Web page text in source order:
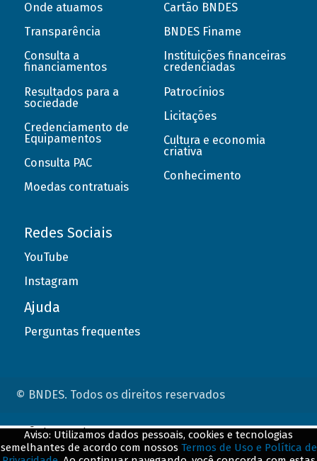
Onde atuamos
Transparência
Consulta a
financiamentos
Resultados para a
sociedade
Credenciamento de
Equipamentos
Consulta PAC
Moedas contratuais
Cartão BNDES
BNDES Finame
Instituições financeiras
credenciadas
Patrocínios
Licitações
Cultura e economia
criativa
Conhecimento
Redes Sociais
YouTube
Instagram
Ajuda
Perguntas frequentes
© BNDES. Todos os direitos reservados
Aviso: Utilizamos dados pessoais, cookies e tecnologias
semelhantes de acordo com nossos Termos de Uso e Política de
ConteÃºdo complementar
${title}${badge}